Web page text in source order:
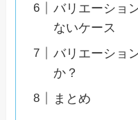
バリエーショ
ないケース
バリエーショ
か？
まとめ